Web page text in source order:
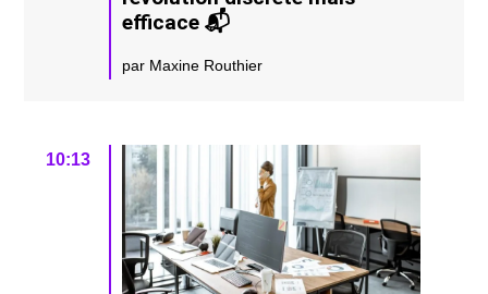
efficace 📬
par Maxine Routhier
10:13